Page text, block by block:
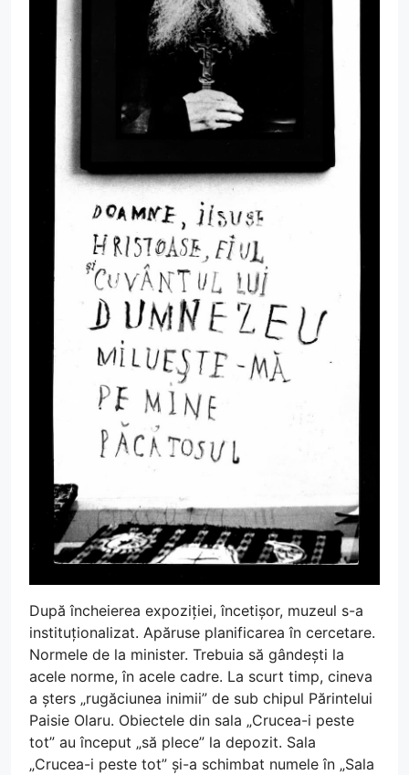
După încheierea expoziției, încetișor, muzeul s-a
instituționalizat. Apăruse planificarea în cercetare.
Normele de la minister. Trebuia să gândești la
acele norme, în acele cadre. La scurt timp, cineva
a șters „rugăciunea inimii” de sub chipul Părintelui
Paisie Olaru. Obiectele din sala „Crucea-i peste
tot” au început „să plece” la depozit. Sala
„Crucea-i peste tot” și-a schimbat numele în „Sala